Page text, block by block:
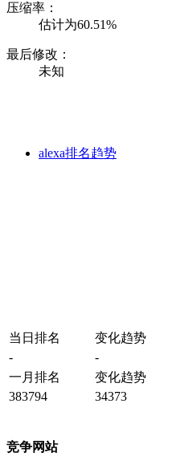
压缩率：
估计为60.51%
最后修改：
未知
alexa排名趋势
当日排名 变化趋势
-
-
一月排名
变化趋势
383794
34373
竞争网站